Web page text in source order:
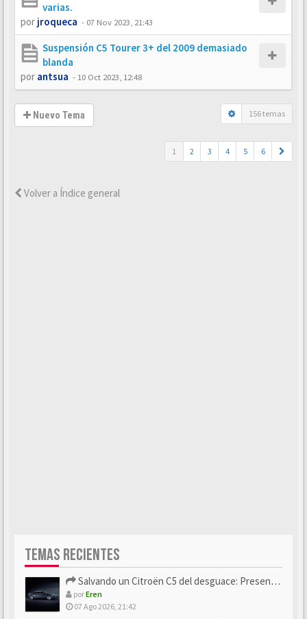
varias.
por jroqueca - 07 Nov 2023, 21:43
Suspensión C5 Tourer 3+ del 2009 demasiado
blanda
por antsua - 10 Oct 2023, 12:48
Nuevo Tema 156 temas
1 2 3 4 5 6
Volver a Índice general
TEMAS RECIENTES
Salvando un Citroën C5 del desguace: Presentación y seguimiento
porEren
07 Ago 2026, 21:42